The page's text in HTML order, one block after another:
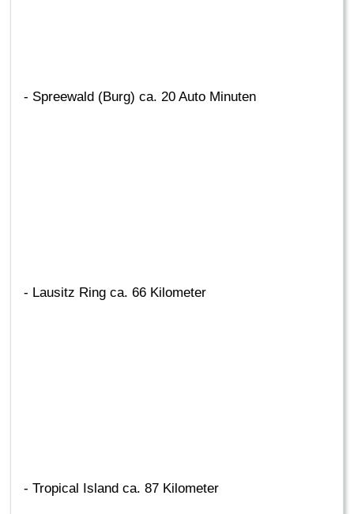
- Spreewald (Burg) ca. 20 Auto Minuten
- Lausitz Ring ca. 66 Kilometer
- Tropical Island ca. 87 Kilometer